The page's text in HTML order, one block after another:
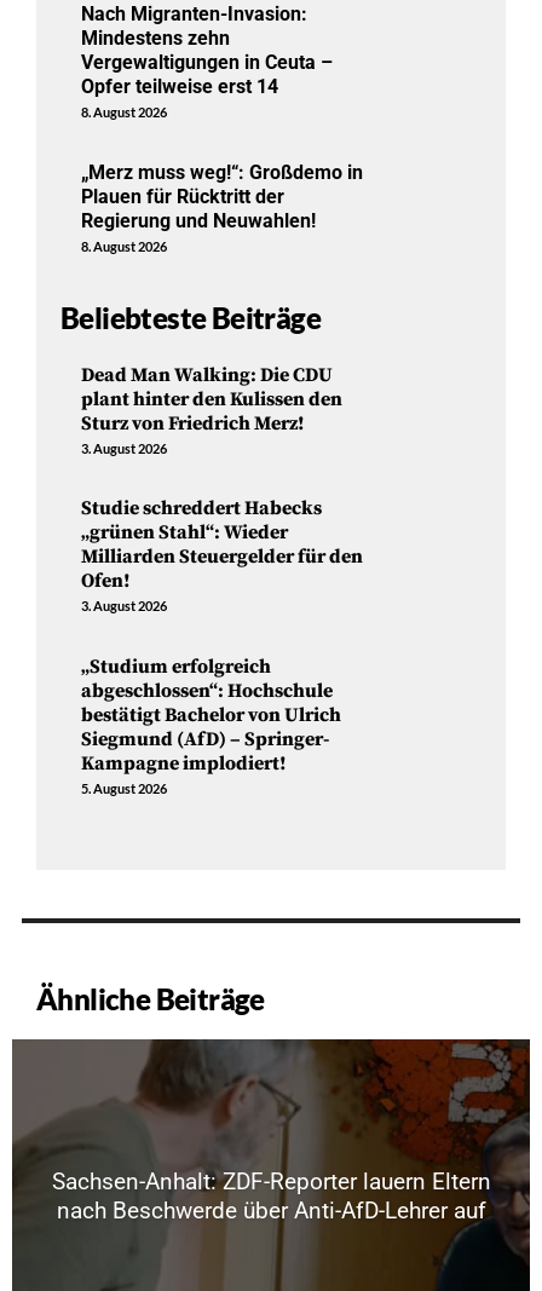
Nach Migranten-Invasion:
Mindestens zehn
Vergewaltigungen in Ceuta –
Opfer teilweise erst 14
8. August 2026
„Merz muss weg!“: Großdemo in
Plauen für Rücktritt der
Regierung und Neuwahlen!
8. August 2026
Beliebteste Beiträge
Dead Man Walking: Die CDU
plant hinter den Kulissen den
Sturz von Friedrich Merz!
3. August 2026
Studie schreddert Habecks
„grünen Stahl“: Wieder
Milliarden Steuergelder für den
Ofen!
3. August 2026
„Studium erfolgreich
abgeschlossen“: Hochschule
bestätigt Bachelor von Ulrich
Siegmund (AfD) – Springer-
Kampagne implodiert!
5. August 2026
Ähnliche Beiträge
Sachsen-Anhalt: ZDF-Reporter lauern Eltern
nach Beschwerde über Anti-AfD-Lehrer auf